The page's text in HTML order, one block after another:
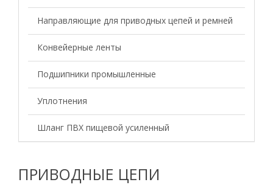
Направляющие для приводных цепей и ремней
Конвейерные ленты
Подшипники промышленные
Уплотнения
Шланг ПВХ пищевой усиленный
ПРИВОДНЫЕ ЦЕПИ